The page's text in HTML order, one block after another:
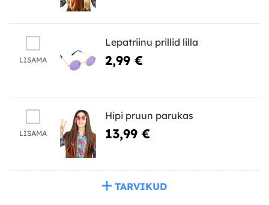
LISAMA
Lepatriinu prillid lilla
2,99 €
LISAMA
Hipi pruun parukas
13,99 €
TARVIKUD